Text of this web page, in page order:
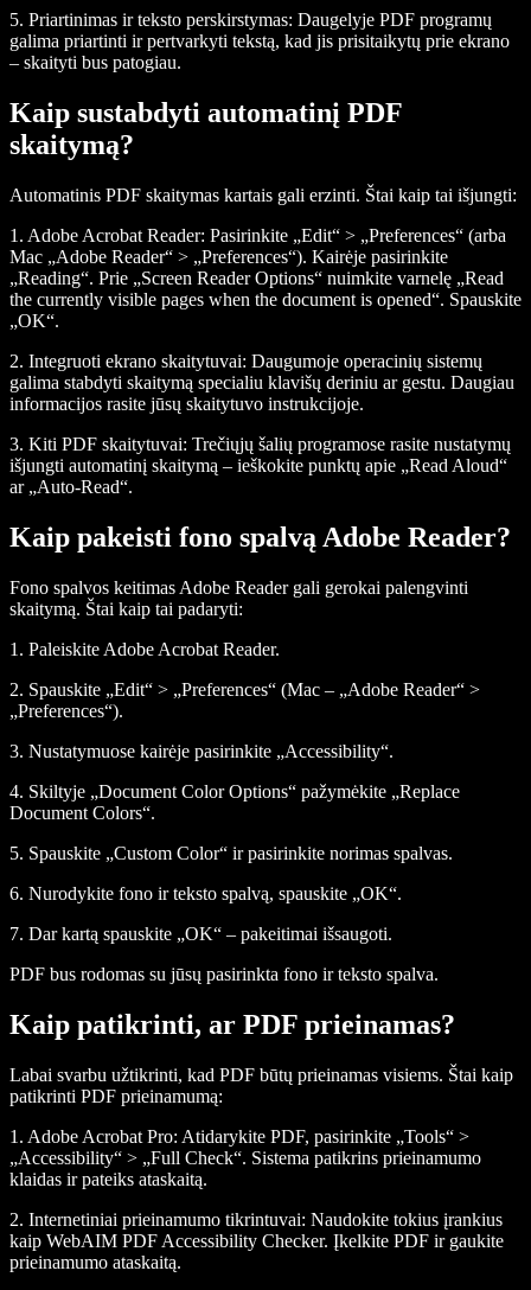
5. Priartinimas ir teksto perskirstymas: Daugelyje PDF programų
galima priartinti ir pertvarkyti tekstą, kad jis prisitaikytų prie ekrano
– skaityti bus patogiau.
Kaip sustabdyti automatinį PDF
skaitymą?
Automatinis PDF skaitymas kartais gali erzinti. Štai kaip tai išjungti:
1. Adobe Acrobat Reader: Pasirinkite „Edit“ > „Preferences“ (arba
Mac „Adobe Reader“ > „Preferences“). Kairėje pasirinkite
„Reading“. Prie „Screen Reader Options“ nuimkite varnelę „Read
the currently visible pages when the document is opened“. Spauskite
„OK“.
2. Integruoti ekrano skaitytuvai: Daugumoje operacinių sistemų
galima stabdyti skaitymą specialiu klavišų deriniu ar gestu. Daugiau
informacijos rasite jūsų skaitytuvo instrukcijoje.
3. Kiti PDF skaitytuvai: Trečiųjų šalių programose rasite nustatymų
išjungti automatinį skaitymą – ieškokite punktų apie „Read Aloud“
ar „Auto-Read“.
Kaip pakeisti fono spalvą Adobe Reader?
Fono spalvos keitimas Adobe Reader gali gerokai palengvinti
skaitymą. Štai kaip tai padaryti:
1. Paleiskite Adobe Acrobat Reader.
2. Spauskite „Edit“ > „Preferences“ (Mac – „Adobe Reader“ >
„Preferences“).
3. Nustatymuose kairėje pasirinkite „Accessibility“.
4. Skiltyje „Document Color Options“ pažymėkite „Replace
Document Colors“.
5. Spauskite „Custom Color“ ir pasirinkite norimas spalvas.
6. Nurodykite fono ir teksto spalvą, spauskite „OK“.
7. Dar kartą spauskite „OK“ – pakeitimai išsaugoti.
PDF bus rodomas su jūsų pasirinkta fono ir teksto spalva.
Kaip patikrinti, ar PDF prieinamas?
Labai svarbu užtikrinti, kad PDF būtų prieinamas visiems. Štai kaip
patikrinti PDF prieinamumą:
1. Adobe Acrobat Pro: Atidarykite PDF, pasirinkite „Tools“ >
„Accessibility“ > „Full Check“. Sistema patikrins prieinamumo
klaidas ir pateiks ataskaitą.
2. Internetiniai prieinamumo tikrintuvai: Naudokite tokius įrankius
kaip WebAIM PDF Accessibility Checker. Įkelkite PDF ir gaukite
prieinamumo ataskaitą.